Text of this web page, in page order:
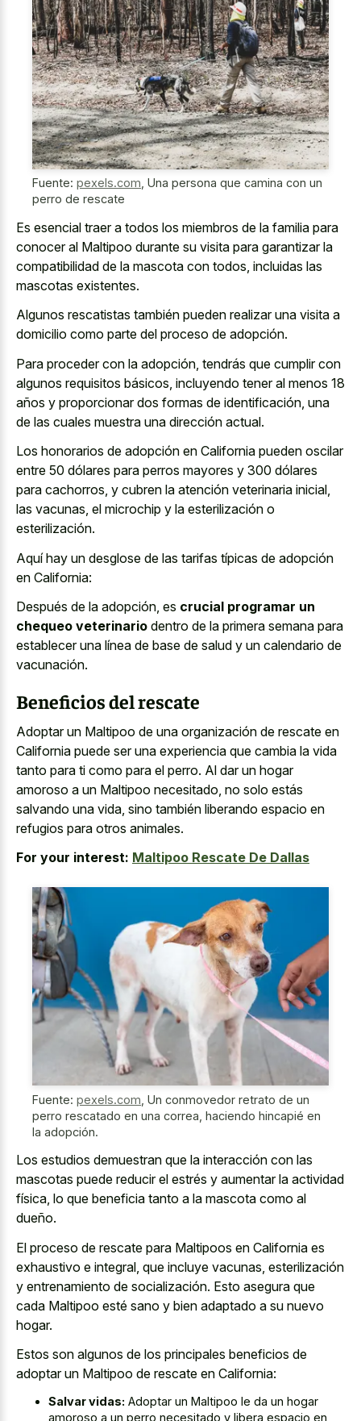
Fuente: pexels.com, Una persona que camina con un
perro de rescate
Es esencial traer a todos los miembros de la familia para
conocer al Maltipoo durante su visita para garantizar la
compatibilidad de la mascota con todos, incluidas las
mascotas existentes.
Algunos rescatistas también pueden realizar una visita a
domicilio como parte del proceso de adopción.
Para proceder con la adopción, tendrás que cumplir con
algunos requisitos básicos, incluyendo tener al menos 18
años y proporcionar dos formas de identificación, una
de las cuales muestra una dirección actual.
Los honorarios de adopción en California pueden oscilar
entre 50 dólares para perros mayores y 300 dólares
para cachorros, y cubren la atención veterinaria inicial,
las vacunas, el microchip y la esterilización o
esterilización.
Aquí hay un desglose de las tarifas típicas de adopción
en California:
Después de la adopción, es crucial programar un
chequeo veterinario dentro de la primera semana para
establecer una línea de base de salud y un calendario de
vacunación.
Beneficios del rescate
Adoptar un Maltipoo de una organización de rescate en
California puede ser una experiencia que cambia la vida
tanto para ti como para el perro. Al dar un hogar
amoroso a un Maltipoo necesitado, no solo estás
salvando una vida, sino también liberando espacio en
refugios para otros animales.
For your interest: Maltipoo Rescate De Dallas
Fuente: pexels.com Un conmovedor retrato de un
perro rescatado en una correa, haciendo hincapié en
la adopción.
Los estudios demuestran que la interacción con las
mascotas puede reducir el estrés y aumentar la actividad
física, lo que beneficia tanto a la mascota como al
dueño.
El proceso de rescate para Maltipoos en California es
exhaustivo e integral, que incluye vacunas, esterilización
y entrenamiento de socialización. Esto asegura que
cada Maltipoo esté sano y bien adaptado a su nuevo
hogar.
Estos son algunos de los principales beneficios de
adoptar un Maltipoo de rescate en California:
Salvar vidas: Adoptar un Maltipoo le da un hogar
amoroso a un perro necesitado y libera espacio en